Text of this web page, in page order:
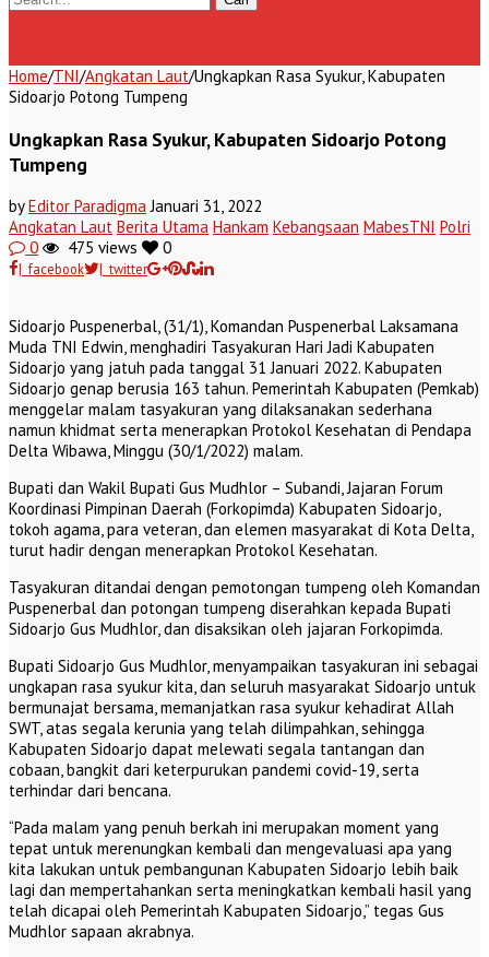
Home/TNI/Angkatan Laut/Ungkapkan Rasa Syukur, Kabupaten
Sidoarjo Potong Tumpeng
Ungkapkan Rasa Syukur, Kabupaten Sidoarjo Potong
Tumpeng
byEditor Paradigma Januari 31, 2022
Angkatan Laut Berita Utama Hankam Kebangsaan MabesTNI Polri
0
475 views 0
| facebook | twitter
Sidoarjo Puspenerbal, (31/1), Komandan Puspenerbal Laksamana
Muda TNI Edwin, menghadiri Tasyakuran Hari Jadi Kabupaten
Sidoarjo yang jatuh pada tanggal 31 Januari 2022. Kabupaten
Sidoarjo genap berusia 163 tahun. Pemerintah Kabupaten (Pemkab)
menggelar malam tasyakuran yang dilaksanakan sederhana
namun khidmat serta menerapkan Protokol Kesehatan di Pendapa
Delta Wibawa, Minggu (30/1/2022) malam.
Bupati dan Wakil Bupati Gus Mudhlor – Subandi, Jajaran Forum
Koordinasi Pimpinan Daerah (Forkopimda) Kabupaten Sidoarjo,
tokoh agama, para veteran, dan elemen masyarakat di Kota Delta,
turut hadir dengan menerapkan Protokol Kesehatan.
Tasyakuran ditandai dengan pemotongan tumpeng oleh Komandan
Puspenerbal dan potongan tumpeng diserahkan kepada Bupati
Sidoarjo Gus Mudhlor, dan disaksikan oleh jajaran Forkopimda.
Bupati Sidoarjo Gus Mudhlor, menyampaikan tasyakuran ini sebagai
ungkapan rasa syukur kita, dan seluruh masyarakat Sidoarjo untuk
bermunajat bersama, memanjatkan rasa syukur kehadirat Allah
SWT, atas segala kerunia yang telah dilimpahkan, sehingga
Kabupaten Sidoarjo dapat melewati segala tantangan dan
cobaan, bangkit dari keterpurukan pandemi covid-19, serta
terhindar dari bencana.
“Pada malam yang penuh berkah ini merupakan moment yang
tepat untuk merenungkan kembali dan mengevaluasi apa yang
kita lakukan untuk pembangunan Kabupaten Sidoarjo lebih baik
lagi dan mempertahankan serta meningkatkan kembali hasil yang
telah dicapai oleh Pemerintah Kabupaten Sidoarjo,” tegas Gus
Mudhlor sapaan akrabnya.